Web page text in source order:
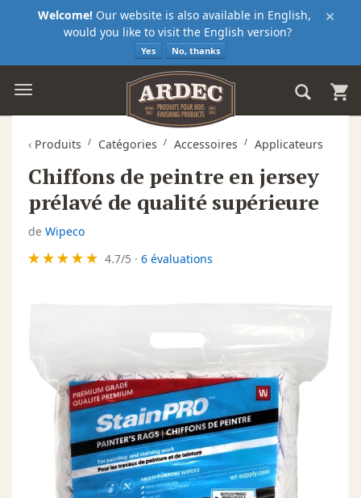
×
Welcome! Our website is also available in English,
would you like to visit the English version?
Yes No, thanks
‹ Produits Catégories Accessoires Applicateurs
Chiffons de peintre en jersey
prélavé de qualité supérieure
de Wipeco
4.7/5 · 6 évaluations